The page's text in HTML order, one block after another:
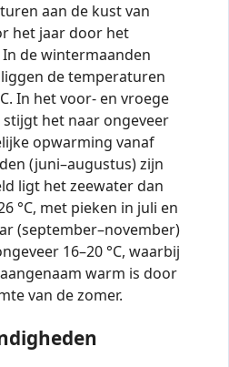
aan de kust van
het jaar door het
de wintermaanden
de temperaturen
In het voor- en vroege
het naar ongeveer
opwarming vanaf
(juni–augustus) zijn
ligt het zeewater dan
°C, met pieken in juli en
(september–november)
16–20 °C, waarbij
warm is door
van de zomer.